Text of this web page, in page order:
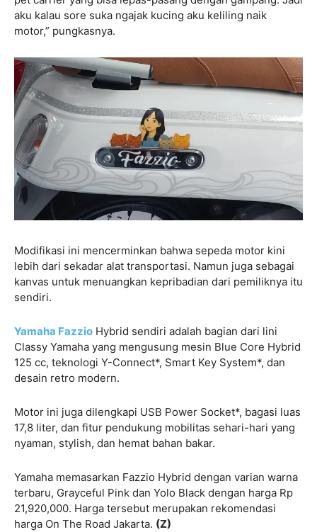
aku kalau sore suka ngajak kucing aku keliling naik
motor,” pungkasnya.
Modifikasi ini mencerminkan bahwa sepeda motor kini
lebih dari sekadar alat transportasi. Namun juga sebagai
kanvas untuk menuangkan kepribadian dari pemiliknya itu
sendiri.
Yamaha Fazzio Hybrid sendiri adalah bagian dari lini
Classy Yamaha yang mengusung mesin Blue Core Hybrid
125 cc, teknologi Y-Connect*, Smart Key System*, dan
desain retro modern.
Motor ini juga dilengkapi USB Power Socket*, bagasi luas
17,8 liter, dan fitur pendukung mobilitas sehari-hari yang
nyaman, stylish, dan hemat bahan bakar.
Yamaha memasarkan Fazzio Hybrid dengan varian warna
terbaru, Grayceful Pink dan Yolo Black dengan harga Rp
21,920,000. Harga tersebut merupakan rekomendasi
harga On The Road Jakarta. (Z)